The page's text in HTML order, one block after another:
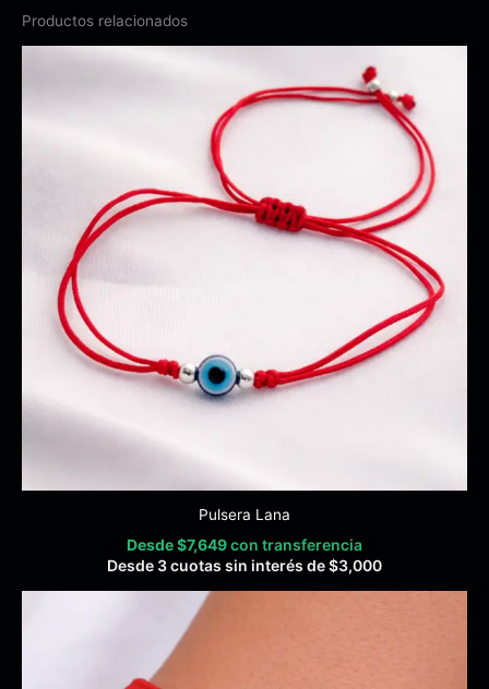
Productos relacionados
Pulsera Lana
Desde$7,649con transferencia
Desde 3 cuotas sin interés de$3,000